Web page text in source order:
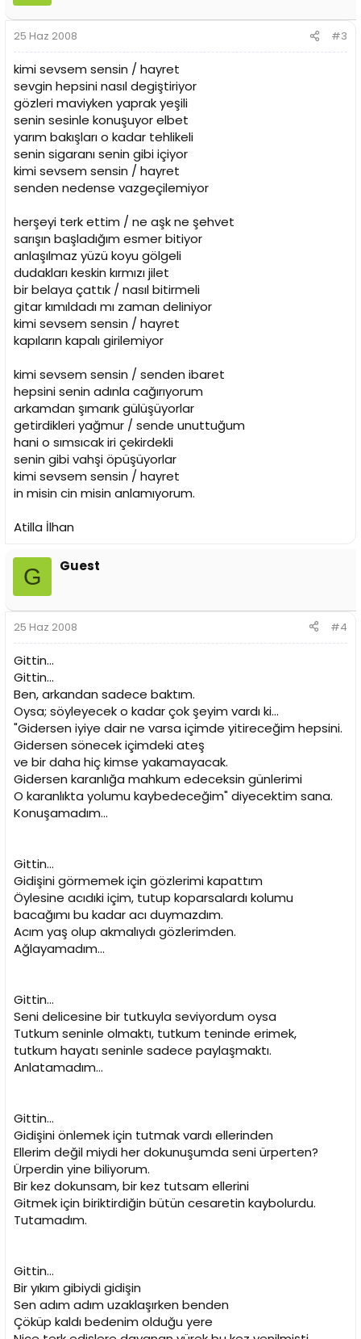
25 Haz 2008 #3
kimi sevsem sensin / hayret
sevgin hepsini nasıl degiştiriyor
gözleri maviyken yaprak yeşili
senin sesinle konuşuyor elbet
yarım bakışları o kadar tehlikeli
senin sigaranı senin gibi içiyor
kimi sevsem sensin / hayret
senden nedense vazgeçilemiyor
herşeyi terk ettim / ne aşk ne şehvet
sarışın başladığım esmer bitiyor
anlaşılmaz yüzü koyu gölgeli
dudakları keskin kırmızı jilet
bir belaya çattık / nasıl bitirmeli
gitar kımıldadı mı zaman deliniyor
kimi sevsem sensin / hayret
kapıların kapalı girilemiyor
kimi sevsem sensin / senden ibaret
hepsini senin adınla cağırıyorum
arkamdan şımarık gülüşüyorlar
getirdikleri yağmur / sende unuttuğum
hani o sımsıcak iri çekirdekli
senin gibi vahşi öpüşüyorlar
kimi sevsem sensin / hayret
in misin cin misin anlamıyorum.
Atilla İlhan
G Guest
25 Haz 2008 #4
Gittin...
Gittin...
Ben, arkandan sadece baktım.
Oysa; söyleyecek o kadar çok şeyim vardı ki...
"Gidersen iyiye dair ne varsa içimde yitireceğim hepsini.
Gidersen sönecek içimdeki ateş
ve bir daha hiç kimse yakamayacak.
Gidersen karanlığa mahkum edeceksin günlerimi
O karanlıkta yolumu kaybedeceğim" diyecektim sana.
Konuşamadım...
Gittin...
Gidişini görmemek için gözlerimi kapattım
Öylesine acıdıki içim, tutup koparsalardı kolumu
bacağımı bu kadar acı duymazdım.
Acım yaş olup akmalıydı gözlerimden.
Ağlayamadım...
Gittin...
Seni delicesine bir tutkuyla seviyordum oysa
Tutkum seninle olmaktı, tutkum teninde erimek,
tutkum hayatı seninle sadece paylaşmaktı.
Anlatamadım...
Gittin...
Gidişini önlemek için tutmak vardı ellerinden
Ellerim değil miydi her dokunuşumda seni ürperten?
Ürperdin yine biliyorum.
Bir kez dokunsam, bir kez tutsam ellerini
Gitmek için biriktirdiğin bütün cesaretin kaybolurdu.
Tutamadım.
Gittin...
Bir yıkım gibiydi gidişin
Sen adım adım uzaklaşırken benden
Çöküp kaldı bedenim olduğu yere